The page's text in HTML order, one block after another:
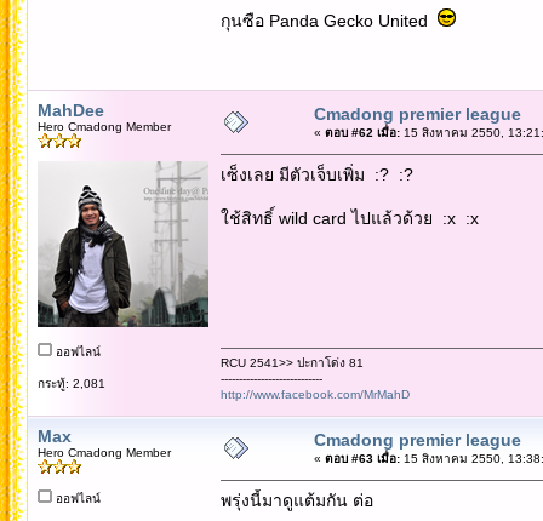
กุนซือ Panda Gecko United
MahDee
Hero Cmadong Member
ออฟไลน์
กระทู้: 2,081
Cmadong premier league
« ตอบ #62 เมื่อ:15 สิงหาคม 2550,
เซ็งเลย มีตัวเจ็บเพิ่ม :? :?
ใช้สิทธิ์ wild card ไปแล้วด้วย :x :x
RCU 2541>> ปะกาโด่ง 81
----------------------------
http://www.facebook.com/MrMahD
Max
Hero Cmadong Member
ออฟไลน์
Cmadong premier league
« ตอบ #63 เมื่อ:15 สิงหาคม 2550,
พรุ่งนี้มาดูแต้มกัน ต่อ